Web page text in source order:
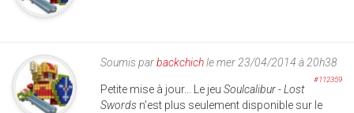
Soumis parbackchichle mer 23/04/2014 à 20h38
#112359
Petite mise à jour... Le jeu Soulcalibur - Lost
Swords n'est plus seulement disponible sur le